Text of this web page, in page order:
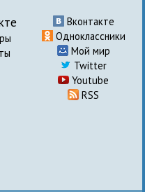
Вконтакте
Одноклассники
Мой мир
Twitter
Youtube
RSS